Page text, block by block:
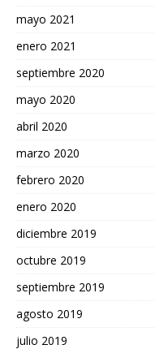
mayo 2021
enero 2021
septiembre 2020
mayo 2020
abril 2020
marzo 2020
febrero 2020
enero 2020
diciembre 2019
octubre 2019
septiembre 2019
agosto 2019
julio 2019